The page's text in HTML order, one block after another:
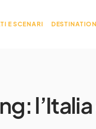
E SCENARI
l’Italia